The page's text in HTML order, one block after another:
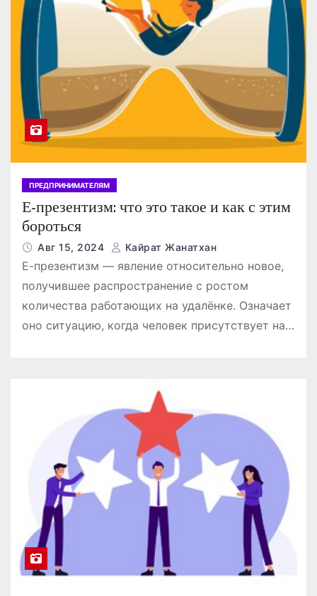
ПРЕДПРИНИМАТЕЛЯМ
Е-презентизм: что это такое и как с этим
бороться
Авг 15, 2024 Кайрат Жанатхан
Е-презентизм — явление относительно новое,
получившее распространение с ростом
количества работающих на удалёнке. Означает
оно ситуацию, когда человек присутствует на…